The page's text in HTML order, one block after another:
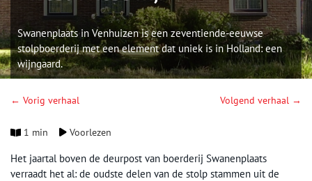
Swanenplaats in Venhuizen is een zeventiende-eeuwse
stolpboerderij met een element dat uniek is in Holland: een
wijngaard.
← Vorig verhaal Volgend verhaal →
1 min Voorlezen
Het jaartal boven de deurpost van boerderij Swanenplaats
verraadt het al: de oudste delen van de stolp stammen uit de